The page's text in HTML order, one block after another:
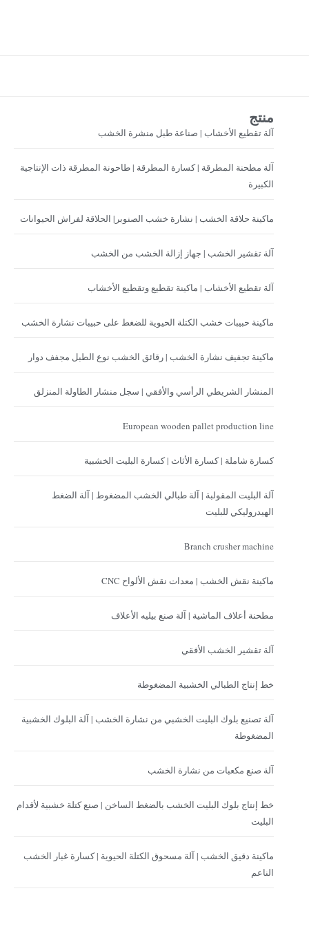
منتج
آلة تقطيع الأخشاب | صناعة طبل منشرة الخشب
آلة مطحنة المطرقة | كسارة المطرقة | طاحونة المطرقة ذات الإنتاجية
الكبيرة
ماكينة حلاقة الخشب | نشارة خشب الصنوبر| الحلاقة لفراش الحيوانات
آلة تقشير الخشب | جهاز إزالة الخشب من الخشب
آلة تقطيع الأخشاب | ماكينة تقطيع وتقطيع الأخشاب
ماكينة حبيبات خشب الكتلة الحيوية للضغط على حبيبات نشارة الخشب
ماكينة تجفيف نشارة الخشب | رقائق الخشب نوع الطبل مجفف دوار
المنشار الشريطي الرأسي والأفقي | سجل منشار الطاولة المنزلق
European wooden pallet production line
كسارة شاملة | كسارة الأثاث | كسارة البليت الخشبية
آلة البليت المقولبة | آلة طبالي الخشب المضغوط | آلة الضغط
الهيدروليكي للبليت
Branch crusher machine
ماكينة نقش الخشب | معدات نقش الألواح CNC
مطحنة أعلاف الماشية | آلة صنع بيليه الأعلاف
آلة تقشير الخشب الأفقي
خط إنتاج الطبالي الخشبية المضغوطة
آلة تصنيع بلوك البليت الخشبي من نشارة الخشب | آلة البلوك الخشبية
المضغوطة
آلة صنع مكعبات من نشارة الخشب
خط إنتاج بلوك البليت الخشب بالضغط الساخن | صنع كتلة خشبية لأقدام
البليت
ماكينة دقيق الخشب | آلة مسحوق الكتلة الحيوية | كسارة غبار الخشب
الناعم